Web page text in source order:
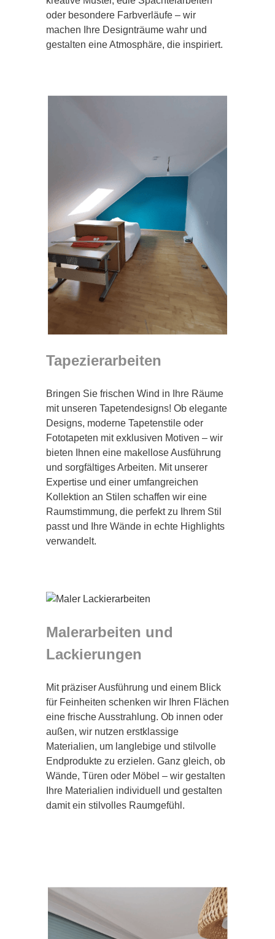
oder besondere Farbverläufe – wir
machen Ihre Designträume wahr und
gestalten eine Atmosphäre, die inspiriert.
Tapezierarbeiten
Bringen Sie frischen Wind in Ihre Räume
mit unseren Tapetendesigns! Ob elegante
Designs, moderne Tapetenstile oder
Fototapeten mit exklusiven Motiven – wir
bieten Ihnen eine makellose Ausführung
und sorgfältiges Arbeiten. Mit unserer
Expertise und einer umfangreichen
Kollektion an Stilen schaffen wir eine
Raumstimmung, die perfekt zu Ihrem Stil
passt und Ihre Wände in echte Highlights
verwandelt.
Malerarbeiten und
Lackierungen
Mit präziser Ausführung und einem Blick
für Feinheiten schenken wir Ihren Flächen
eine frische Ausstrahlung. Ob innen oder
außen, wir nutzen erstklassige
Materialien, um langlebige und stilvolle
Endprodukte zu erzielen. Ganz gleich, ob
Wände, Türen oder Möbel – wir gestalten
Ihre Materialien individuell und gestalten
damit ein stilvolles Raumgefühl.